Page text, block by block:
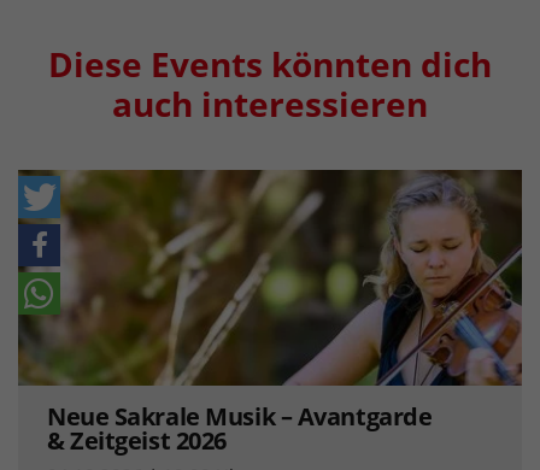
Diese Events könnten dich
auch interessieren
Neue Sakrale Musik – Avantgarde
& Zeitgeist 2026